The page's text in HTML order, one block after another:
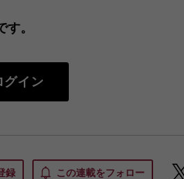
す。
グイン
録 この連載をフォロー